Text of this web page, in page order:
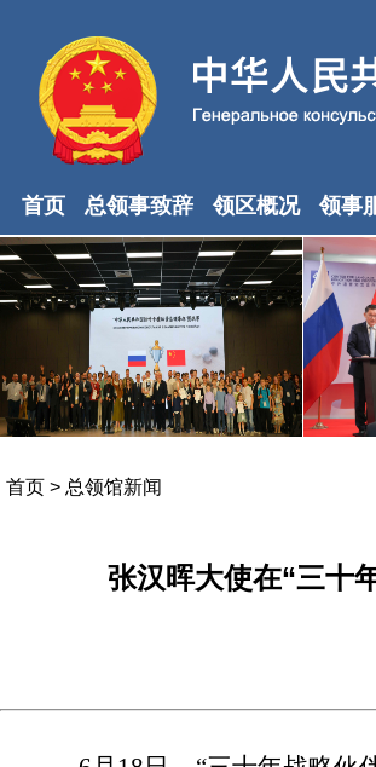
首页 总领事致辞 领区概况 领事
首页 > 总领馆新闻
张汉晖大使在“三十